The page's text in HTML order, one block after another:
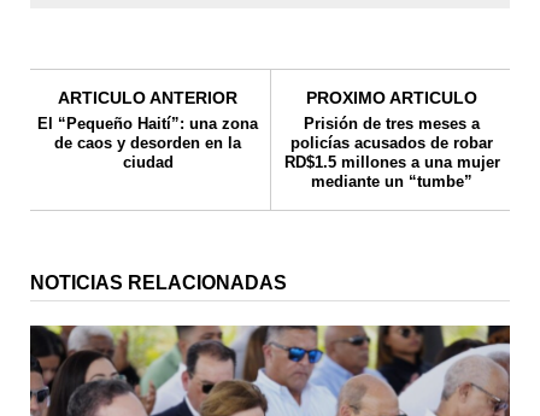
ARTICULO ANTERIOR
El “Pequeño Haití”: una zona
de caos y desorden en la
ciudad
PROXIMO ARTICULO
Prisión de tres meses a
policías acusados de robar
RD$1.5 millones a una mujer
mediante un “tumbe”
NOTICIAS RELACIONADAS